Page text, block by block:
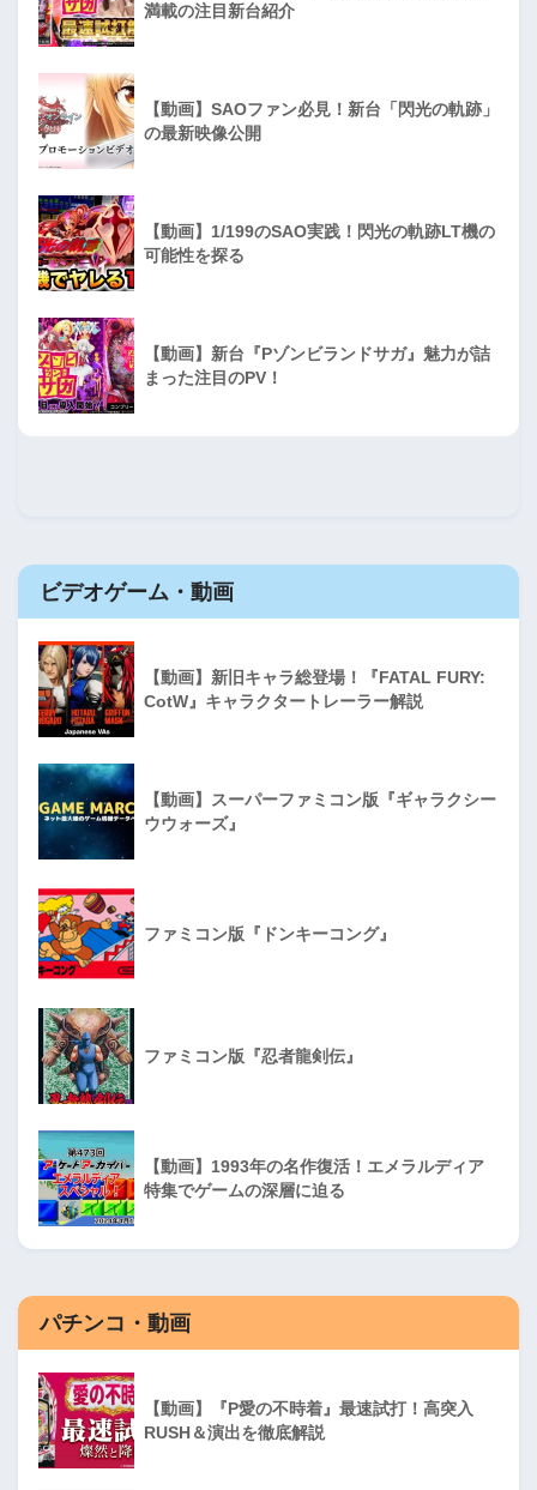
満載の注目新台紹介
【動画】SAOファン必見！新台「閃光の軌跡」
の最新映像公開
【動画】1/199のSAO実践！閃光の軌跡LT機の
可能性を探る
【動画】新台『Pゾンビランドサガ』魅力が詰
まった注目のPV！
ビデオゲーム・動画
【動画】新旧キャラ総登場！『FATAL FURY:
CotW』キャラクタートレーラー解説
【動画】スーパーファミコン版『ギャラクシー
ウウォーズ』
ファミコン版『ドンキーコング』
ファミコン版『忍者龍剣伝』
【動画】1993年の名作復活！エメラルディア
特集でゲームの深層に迫る
パチンコ・動画
【動画】『P愛の不時着』最速試打！高突入
RUSH＆演出を徹底解説